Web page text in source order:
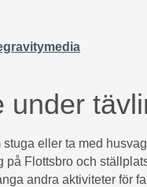
under
stuga eller ta med
på Flottsbro och
andra aktiviteter för